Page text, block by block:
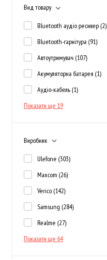
Вид товару
Bluetooth аудіо ресивер (2)
Bluetooth-гарнітура (91)
Автоутримувач (107)
Акумуляторна батарея (1)
Аудіо-кабель (1)
Показати ще 19
Виробник
Ulefone (303)
Maxcom (26)
Verico (142)
Samsung (284)
Realme (27)
Показати ще 64